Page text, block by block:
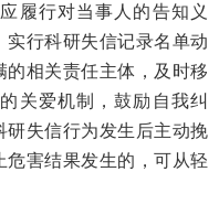
履行对当事人的告知义
行科研失信记录名单动
相关责任主体，及时移
关爱机制，鼓励自我纠
失信行为发生后主动挽
危害结果发生的，可从轻